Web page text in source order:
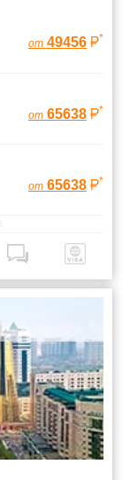
от 49456 *
от 65638 *
от 65638 *